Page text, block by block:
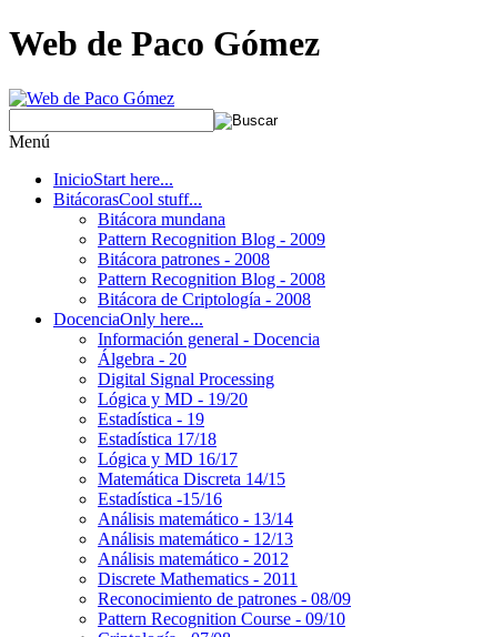
Web de Paco Gómez
Menú
InicioStart here...
BitácorasCool stuff...
Bitácora mundana
Pattern Recognition Blog - 2009
Bitácora patrones - 2008
Pattern Recognition Blog - 2008
Bitácora de Criptología - 2008
DocenciaOnly here...
Información general - Docencia
Álgebra - 20
Digital Signal Processing
Lógica y MD - 19/20
Estadística - 19
Estadística 17/18
Lógica y MD 16/17
Matemática Discreta 14/15
Estadística -15/16
Análisis matemático - 13/14
Análisis matemático - 12/13
Análisis matemático - 2012
Discrete Mathematics - 2011
Reconocimiento de patrones - 08/09
Pattern Recognition Course - 09/10